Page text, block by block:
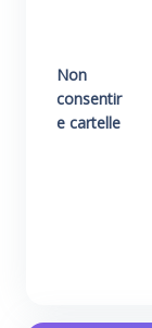
Non
consentir
e cartelle